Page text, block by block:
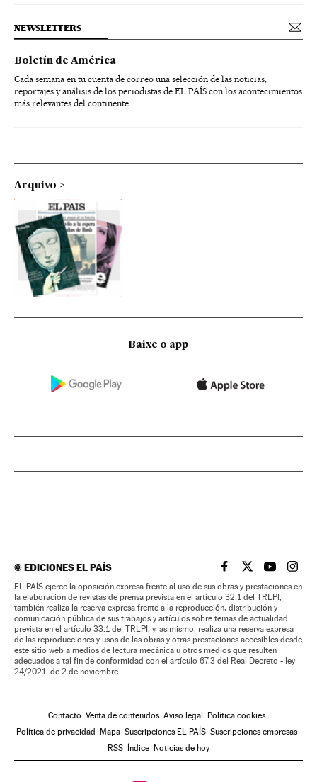
NEWSLETTERS
Boletín de América
Cada semana en tu cuenta de correo una selección de las noticias,
reportajes y análisis de los periodistas de EL PAÍS con los acontecimientos
más relevantes del continente.
Arquivo
Baixe o app
©EDICIONES EL PAÍS EL PAÍS BRASIL EN
EL PAÍSEL PAÍS
EL
EL PAÍS ejerce la oposición expresa frente al uso de sus obras y prestaciones en
la elaboración de revistas de prensa prevista en el artículo 32.1 del TRLPI;
también realiza la reserva expresa frente a la reproducción, distribución y
comunicación pública de sus trabajos y artículos sobre temas de actualidad
prevista en el artículo 33.1 del TRLPI; y, asimismo, realiza una reserva expresa
de las reproducciones y usos de las obras y otras prestaciones accesibles desde
este sitio web a medios de lectura mecánica u otros medios que resulten
adecuados a tal fin de conformidad con el artículo 67.3 del Real Decreto - ley
24/2021, de 2 de noviembre
Contacto Venta de contenidos Aviso legal Política cookies
Política de privacidad Mapa Suscripciones EL PAÍS Suscripciones empresas
RSS Índice Noticias de hoy